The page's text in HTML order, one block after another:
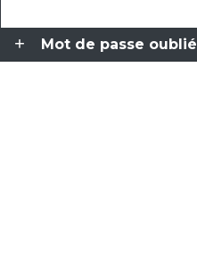
Mot de passe oublié